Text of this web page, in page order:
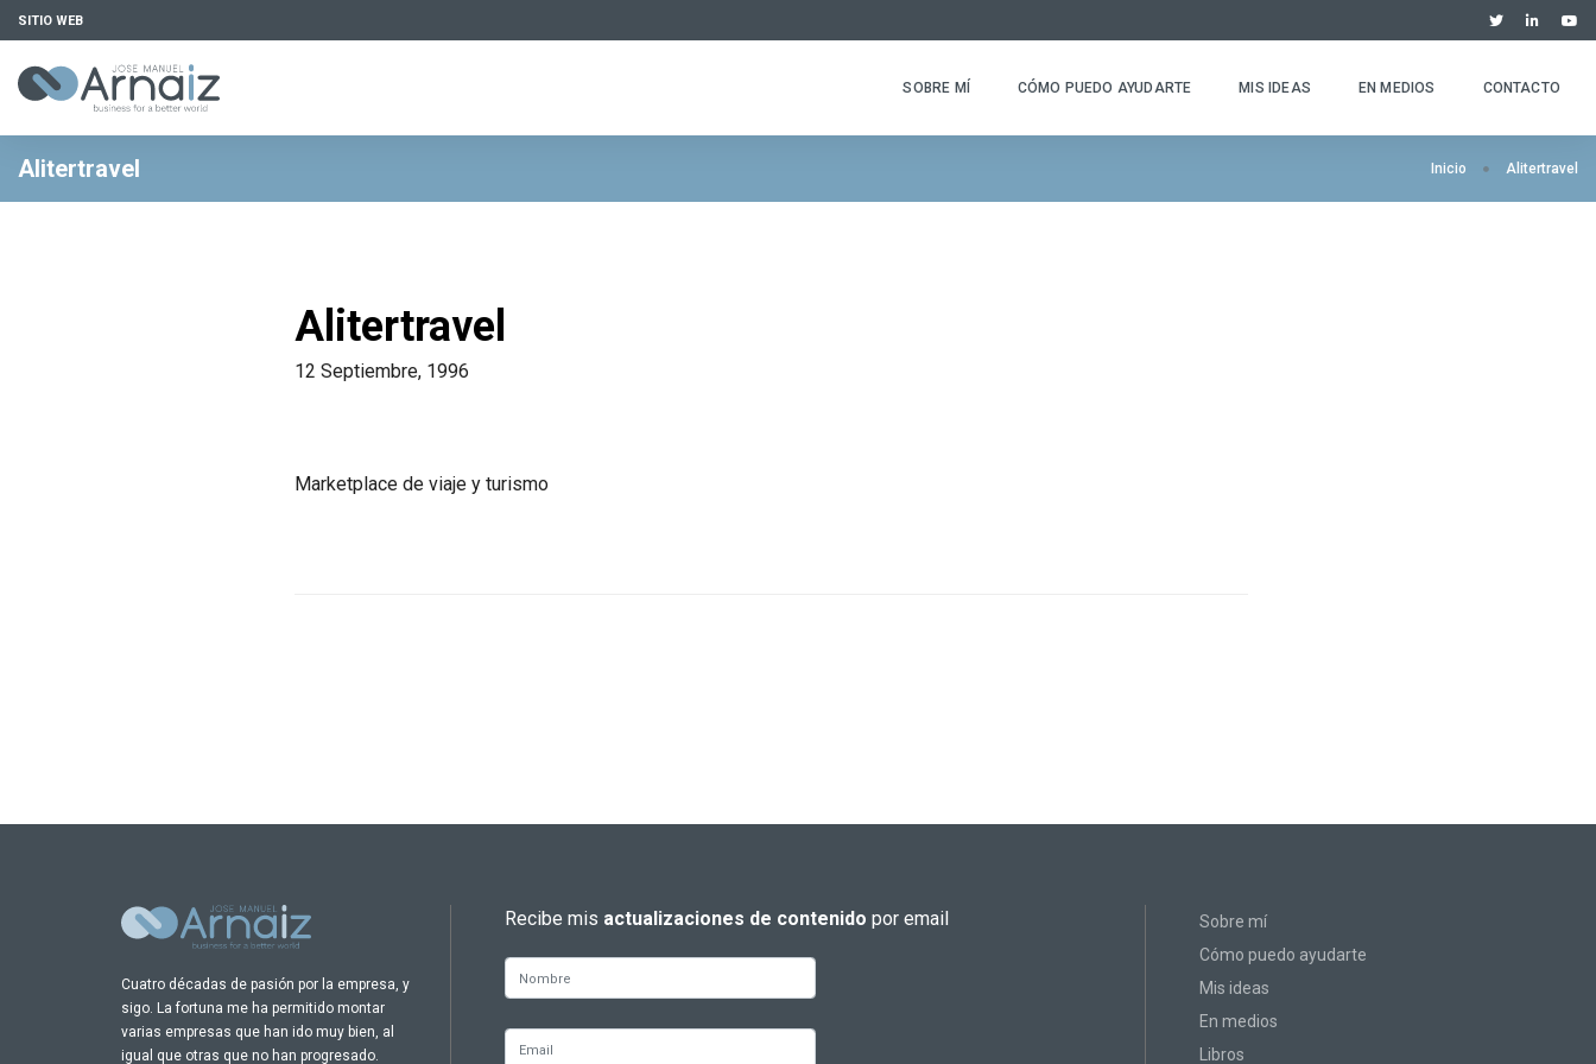
SITIO WEB
SOBRE MÍ CÓMO PUEDO AYUDARTE MIS IDEAS EN MEDIOS CONTACTO
Alitertravel Inicio Alitertravel
Alitertravel
12 Septiembre, 1996
Marketplace de viaje y turismo
Cuatro décadas de pasión por la empresa, y
sigo. La fortuna me ha permitido montar
varias empresas que han ido muy bien, al
igual que otras que no han progresado.
Recibe mis actualizaciones de contenido por email
Sobre mí
Cómo puedo ayudarte
Mis ideas
En medios
Libros